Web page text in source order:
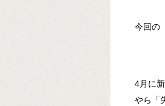
今回の
4月に
やら「